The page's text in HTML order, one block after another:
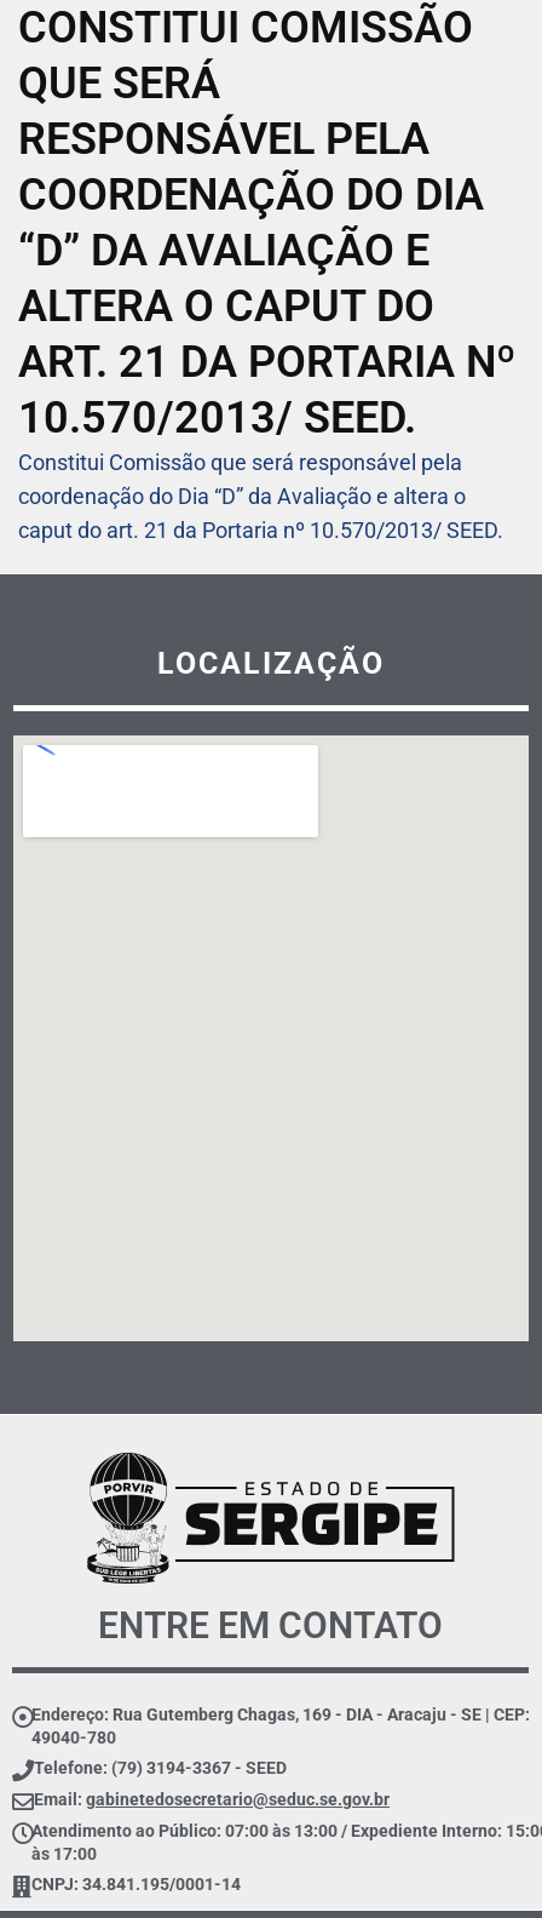
CONSTITUI COMISSÃO
QUE SERÁ
RESPONSÁVEL PELA
COORDENAÇÃO DO DIA
“D” DA AVALIAÇÃO E
ALTERA O CAPUT DO
ART. 21 DA PORTARIA Nº
10.570/2013/ SEED.
Constitui Comissão que será responsável pela
coordenação do Dia “D” da Avaliação e altera o
caput do art. 21 da Portaria nº 10.570/2013/ SEED.
LOCALIZAÇÃO
ENTRE EM CONTATO
Endereço: Rua Gutemberg Chagas, 169 - DIA - Aracaju - SE | CEP:
49040-780
Telefone: (79) 3194-3367 - SEED
Email: gabinetedosecretario@seduc.se.gov.br
Atendimento ao Público: 07:00 às 13:00 / Expediente Interno:
às 17:00
CNPJ: 34.841.195/0001-14